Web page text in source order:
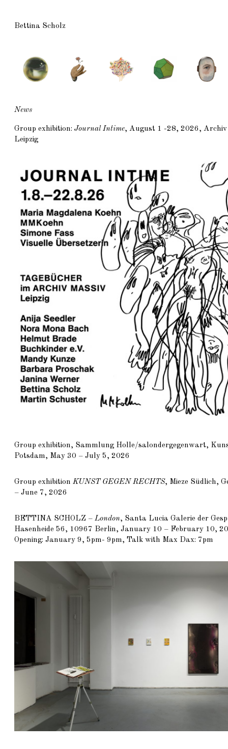
Bettina Scholz
News
Group exhibition: Journal Intime, August 1 -28, 2026, Archiv
Leipzig
Group exhibition, Sammlung Holle/salondergegenwart,
Potsdam, May 30 – July 5, 2026
Group exhibition KUNST GEGEN RECHTS, Mieze Südlich,
– June 7, 2026
BETTINA SCHOLZ – London, Santa Lucia Galerie der
Hasenheide 56, 10967 Berlin, January 10 – February 10,
Opening: January 9, 5pm- 9pm, Talk with Max Dax: 7pm